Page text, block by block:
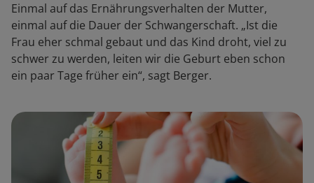
Einmal auf das Ernährungsverhalten der Mutter,
einmal auf die Dauer der Schwangerschaft. „Ist die
Frau eher schmal gebaut und das Kind droht, viel zu
schwer zu werden, leiten wir die Geburt eben schon
ein paar Tage früher ein“, sagt Berger.